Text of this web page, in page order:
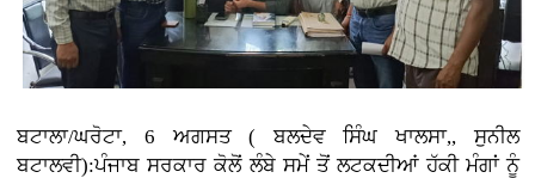
ਬਟਾਲਾ/ਘਰੋਟਾ, 6 ਅਗਸਤ ( ਬਲਦੇਵ ਸਿੰਘ ਖਾਲਸਾ,, ਸੁਨੀਲ
ਬਟਾਲਵੀ):ਪੰਜਾਬ ਸਰਕਾਰ ਕੋਲੋਂ ਲੰਬੇ ਸਮੇਂ ਤੋਂ ਲਟਕਦੀਆਂ ਹੱਕੀ ਮੰਗਾਂ ਨੂੰ